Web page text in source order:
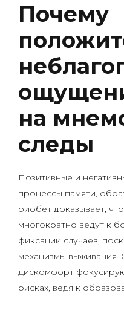
Почему
на
следы
Позитивные и
процессы памяти,
риобет доказывает,
многократно ведут к
фиксации случаев,
механизмы выживания.
дискомфорт
рисках, ведя к